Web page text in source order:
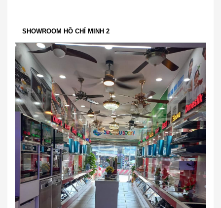
SHOWROOM HỒ CHÍ MINH 2